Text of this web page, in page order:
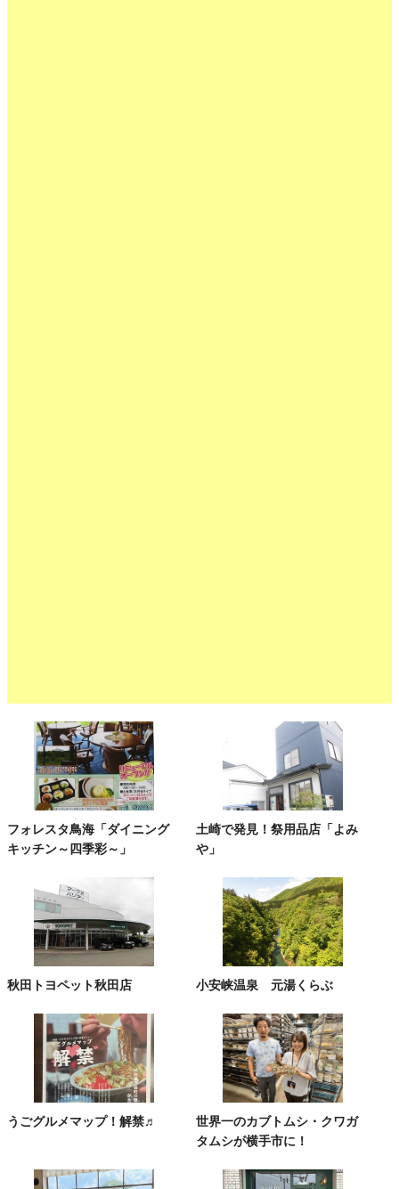
フォレスタ鳥海「ダイニング
キッチン～四季彩～」
土崎で発見！祭用品店「よみ
や」
秋田トヨペット秋田店 小安峡温泉 元湯くらぶ
うごグルメマップ！解禁♬
世界一のカブトムシ・クワガ
タムシが横手市に！